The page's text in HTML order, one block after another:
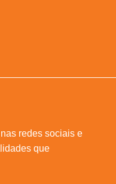
redes sociais e
que